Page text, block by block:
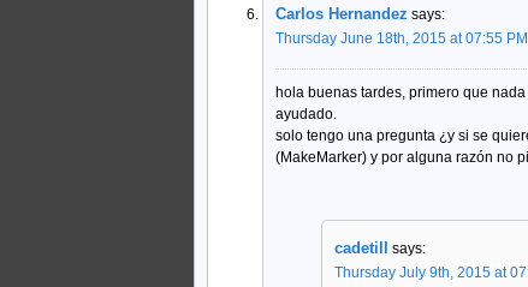
Carlos Hernandez says:
Thursday June 18th, 2015 at 07:55 PM
hola buenas tardes, primero que
ayudado.
solo tengo una pregunta ¿y si se
(MakeMarker) y por alguna razón no
cadetill says:
Thursday July 9th, 2015 at